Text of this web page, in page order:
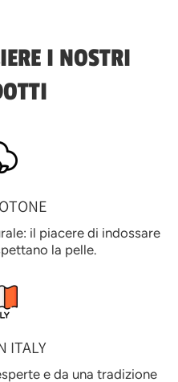
I NOSTRI
il piacere di indossare
la pelle.
ITALY
e da una tradizione